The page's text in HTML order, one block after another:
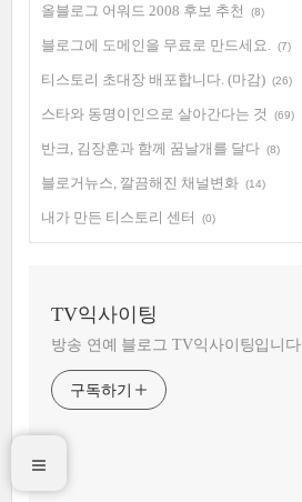
올블로그 어워드 2008 후보 추천 (8)
블로그에 도메인을 무료로 만드세요. (7)
티스토리 초대장 배포합니다. (마감) (26)
스타와 동명이인으로 살아간다는 것 (69)
반크, 김장훈과 함께 꿈날개를 달다 (8)
블로거뉴스, 깔끔해진 채널변화 (14)
내가 만든 티스토리 센터 (0)
TV익사이팅
방송 연예 블로그 TV익사이팅입니다.
구독하기